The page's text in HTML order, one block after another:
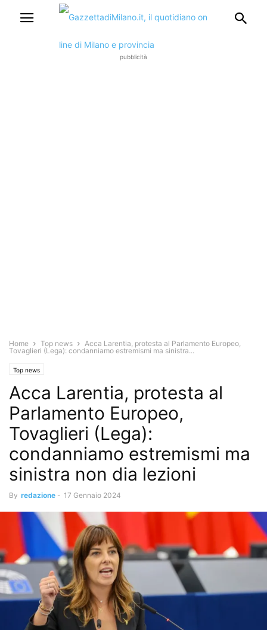
pubblicità
Home Top news
Acca Larentia, protesta al Parlamento Europeo,
Tovaglieri (Lega): condanniamo estremismi ma sinistra...
Top news
Acca Larentia, protesta al
Parlamento Europeo,
Tovaglieri (Lega):
condanniamo estremismi ma
sinistra non dia lezioni
By redazione - 17 Gennaio 2024